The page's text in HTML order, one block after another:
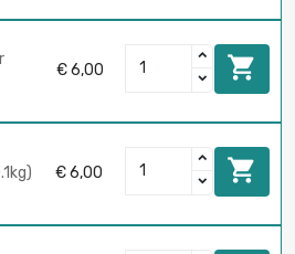
€ 6,00 
€ 6,00 